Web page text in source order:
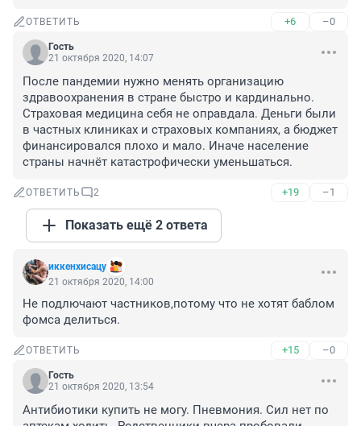
ОТВЕТИТЬ +6 –0
Гость
21 октября 2020, 14:07
После пандемии нужно менять организацию
здравоохранения в стране быстро и кардинально.
Страховая медицина себя не оправдала. Деньги были
в частных клиниках и страховых компаниях, а бюджет
финансировался плохо и мало. Иначе население
страны начнёт катастрофически уменьшаться.
ОТВЕТИТЬ 2 +19 –1
Показать ещё 2 ответа
иккенхисацу
21 октября 2020, 14:00
Не подлючают частников,потому что не хотят баблом
фомса делиться.
ОТВЕТИТЬ +15 –0
Гость
21 октября 2020, 13:54
Антибиотики купить не могу. Пневмония. Сил нет по